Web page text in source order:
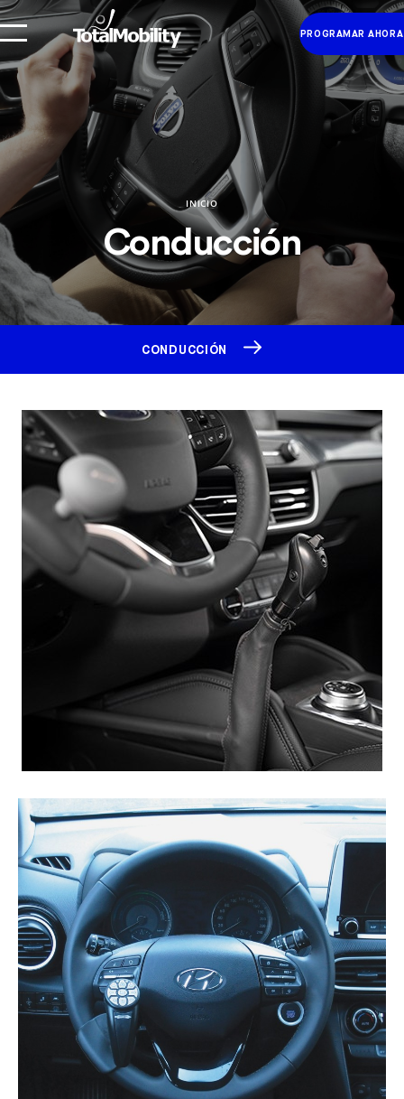
PROGRAMAR AHORA
INICIO
Conducción
CONDUCCIÓN